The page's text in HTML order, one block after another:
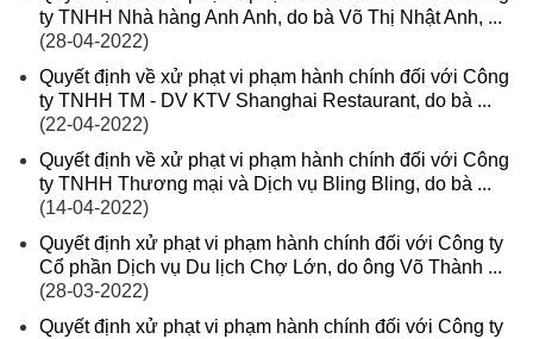
ty TNHH Nhà hàng Anh Anh, do bà Võ Thị Nhật Anh, ...
(28-04-2022)
Quyết định về xử phạt vi phạm hành chính đối với Công
ty TNHH TM - DV KTV Shanghai Restaurant, do bà ...
(22-04-2022)
Quyết định về xử phạt vi phạm hành chính đối với Công
ty TNHH Thương mại và Dịch vụ Bling Bling, do bà ...
(14-04-2022)
Quyết định xử phạt vi phạm hành chính đối với Công ty
Cổ phần Dịch vụ Du lịch Chợ Lớn, do ông Võ Thành ...
(28-03-2022)
Quyết định xử phạt vi phạm hành chính đối với Công ty